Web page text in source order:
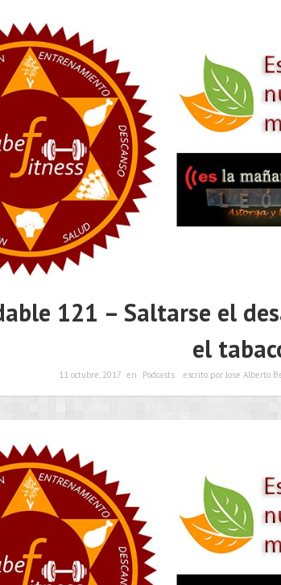
121 – Saltarse el
el
11 octubre, 2017 en Podcasts escrito por Jose Alberto